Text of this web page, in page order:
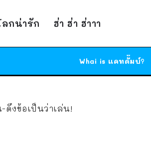
ลกน่ารัก ฮ่า ฮ่า ฮ่าาา
Whai is แคทดั๊มบ์?
ดึงข้อเป็นว่าเล่น!